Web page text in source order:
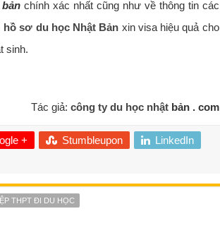
chính xác nhất cũng như về thông tin các
hồ sơ du học Nhật Bản xin visa hiệu quả cho
sinh.
Tác giả: công ty du học nhậtbản . com
+ Stumbleupon
LinkedIn
THPT ĐI DU HỌC